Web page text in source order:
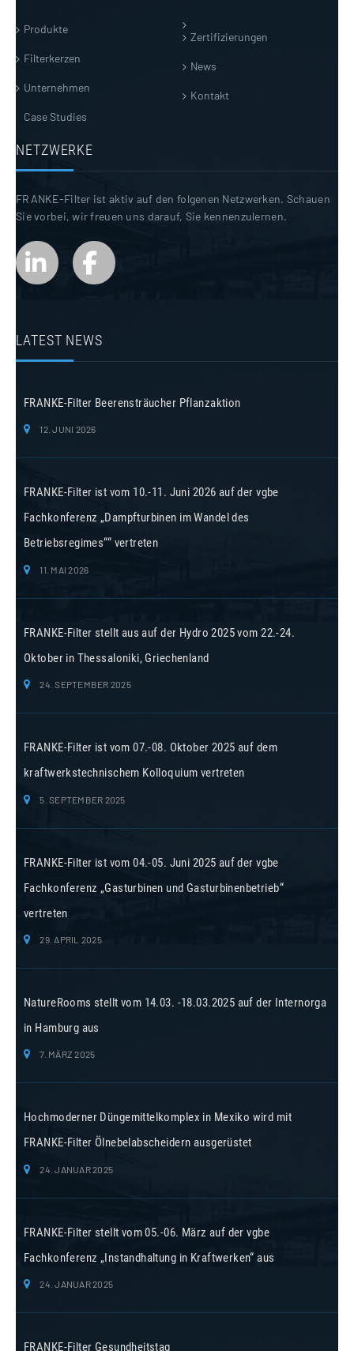
Produkte
Filterkerzen
Unternehmen
Case Studies
Zertifizierungen
News
Kontakt
NETZWERKE
FRANKE-Filter ist aktiv auf den folgenen Netzwerken. Schauen
Sie vorbei, wir freuen uns darauf, Sie kennenzulernen.
LATEST NEWS
FRANKE-Filter Beerensträucher Pflanzaktion
12. JUNI 2026
FRANKE-Filter ist vom 10.-11. Juni 2026 auf der vgbe
Fachkonferenz „Dampfturbinen im Wandel des
Betriebsregimes““ vertreten
11. MAI 2026
FRANKE-Filter stellt aus auf der Hydro 2025 vom 22.-24.
Oktober in Thessaloniki, Griechenland
24. SEPTEMBER 2025
FRANKE-Filter ist vom 07.-08. Oktober 2025 auf dem
kraftwerkstechnischem Kolloquium vertreten
5. SEPTEMBER 2025
FRANKE-Filter ist vom 04.-05. Juni 2025 auf der vgbe
Fachkonferenz „Gasturbinen und Gasturbinenbetrieb“
vertreten
29. APRIL 2025
NatureRooms stellt vom 14.03. -18.03.2025 auf der Internorga
in Hamburg aus
7. MÄRZ 2025
Hochmoderner Düngemittelkomplex in Mexiko wird mit
FRANKE-Filter Ölnebelabscheidern ausgerüstet
24. JANUAR 2025
FRANKE-Filter stellt vom 05.-06. März auf der vgbe
Fachkonferenz „Instandhaltung in Kraftwerken“ aus
24. JANUAR 2025
FRANKE-Filter Gesundheitstag